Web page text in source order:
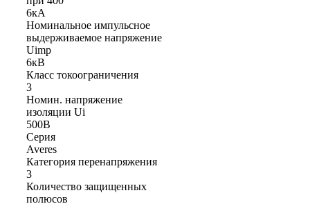
6кА
Номинальное импульсное
выдерживаемое напряжение
Uimp
6кВ
Класс токоограничения
3
Номин. напряжение
изоляции Ui
500В
Серия
Averes
Категория перенапряжения
3
Количество защищенных
полюсов